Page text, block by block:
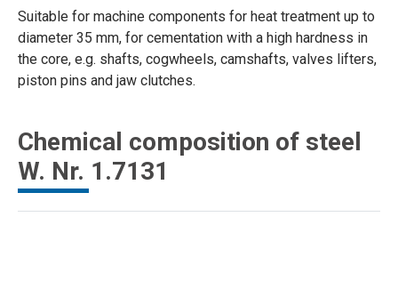
Suitable for machine components for heat treatment up to
diameter 35 mm, for cementation with a high hardness in
the core, e.g. shafts, cogwheels, camshafts, valves lifters,
piston pins and jaw clutches.
Chemical composition of steel
W. Nr. 1.7131